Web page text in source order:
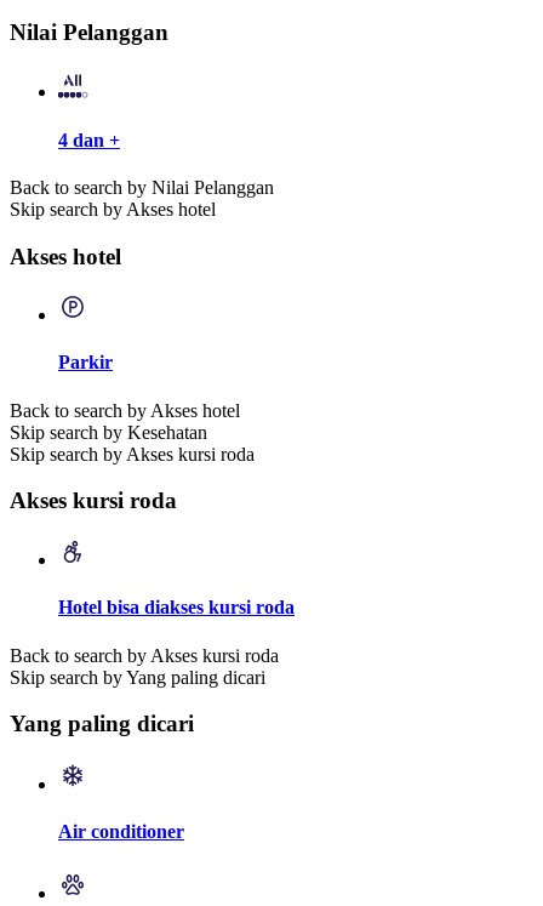
Nilai Pelanggan
4 dan +
Back to search by Nilai Pelanggan
Skip search by Akses hotel
Akses hotel
Parkir
Back to search by Akses hotel
Skip search by Kesehatan
Skip search by Akses kursi roda
Akses kursi roda
Hotel bisa diakses kursi roda
Back to search by Akses kursi roda
Skip search by Yang paling dicari
Yang paling dicari
Air conditioner